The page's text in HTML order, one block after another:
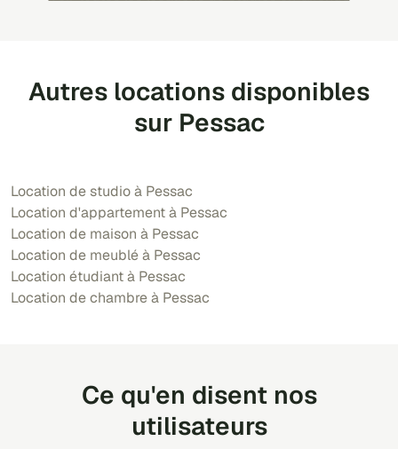
Autres locations disponibles
sur Pessac
Location de studio à Pessac
Location d'appartement à Pessac
Location de maison à Pessac
Location de meublé à Pessac
Location étudiant à Pessac
Location de chambre à Pessac
Ce qu'en disent nos
utilisateurs